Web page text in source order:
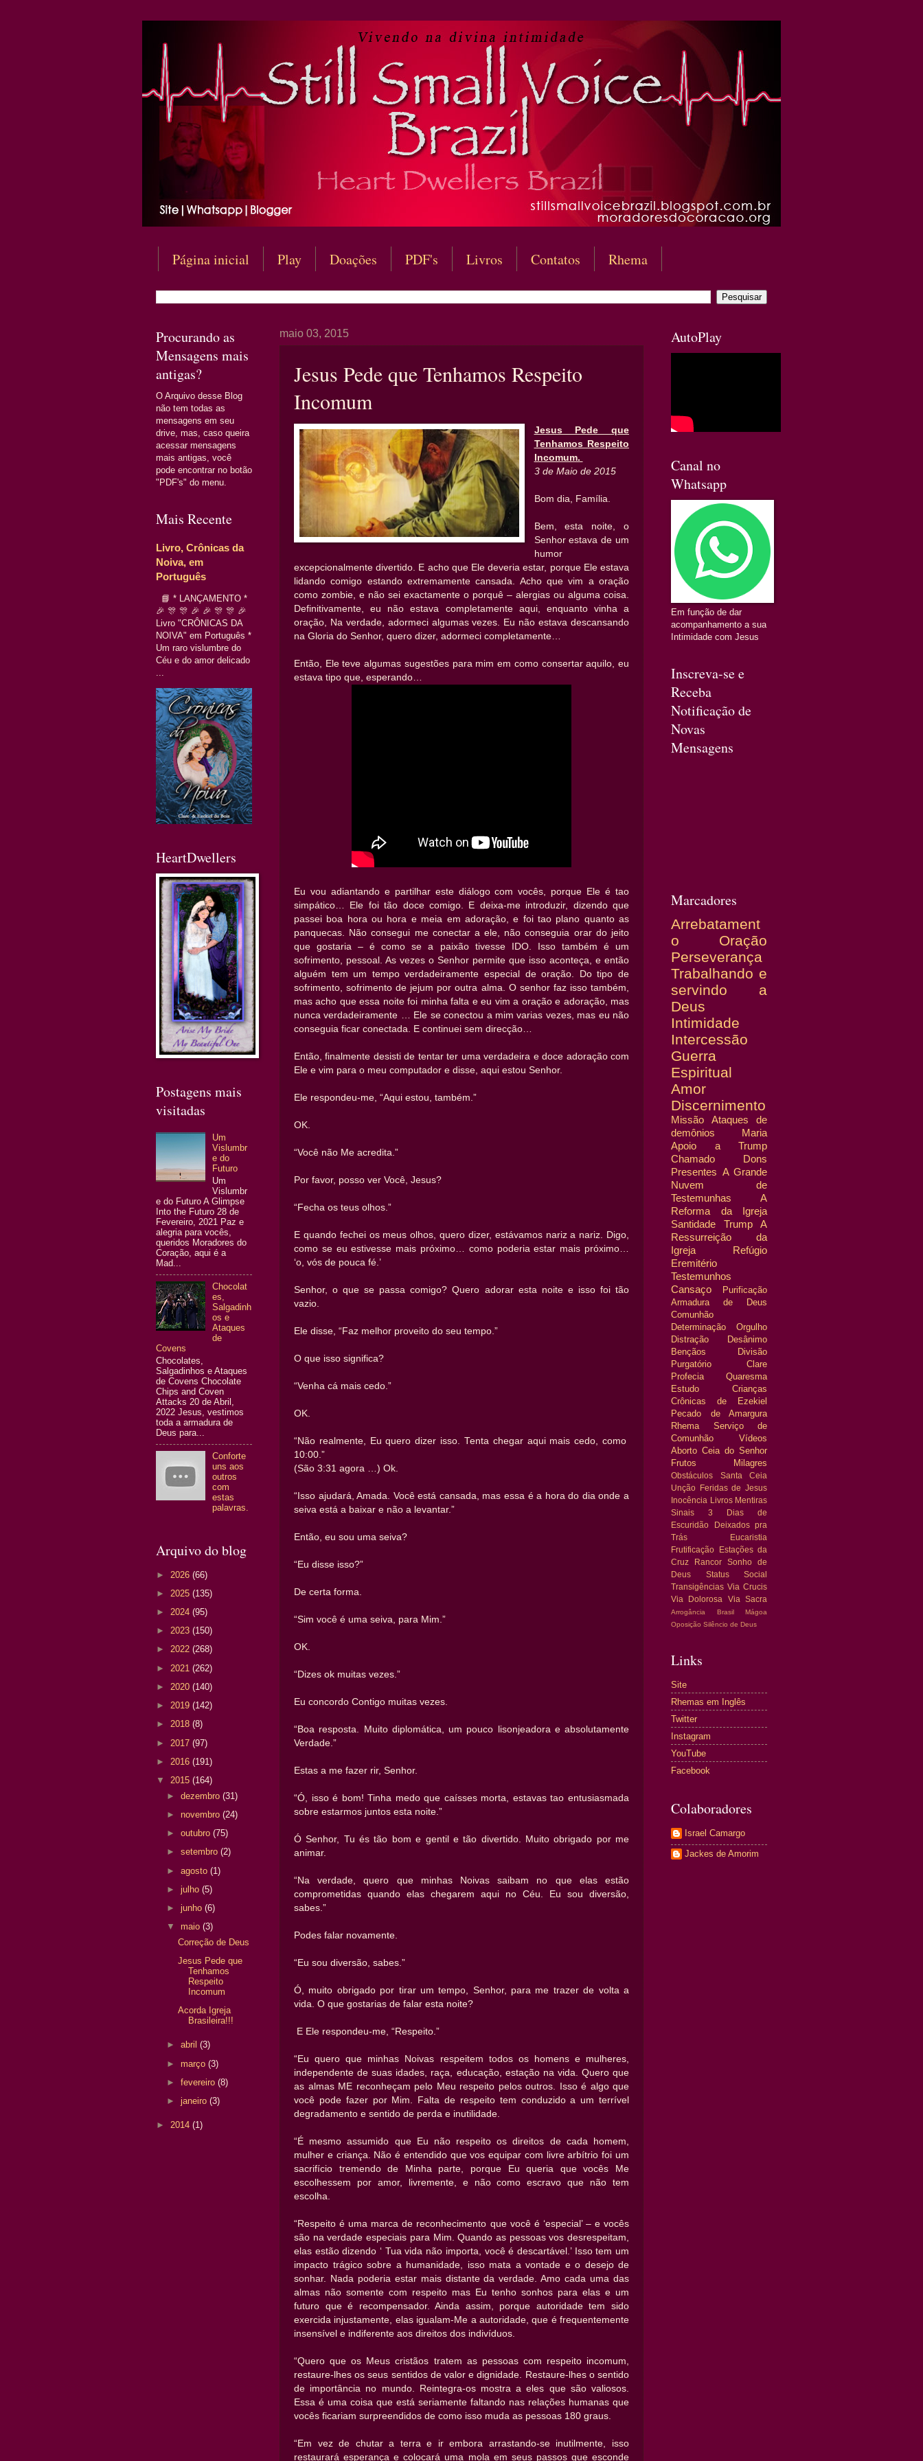
Página inicial Play Doações PDF's Livros Contatos Rhema
maio 03, 2015
Jesus Pede que Tenhamos Respeito
Incomum
Jesus Pede que
Tenhamos Respeito
Incomum.
3 de Maio de 2015
Bom dia, Família.
Bem, esta noite, o
Senhor estava de um
humor
excepcionalmente divertido. E acho que Ele deveria estar, porque Ele estava
lidando comigo estando extremamente cansada. Acho que vim a oração
como zombie, e não sei exactamente o porquê – alergias ou alguma coisa.
Definitivamente, eu não estava completamente aqui, enquanto vinha a
oração, Na verdade, adormeci algumas vezes. Eu não estava descansando
na Gloria do Senhor, quero dizer, adormeci completamente…
Então, Ele teve algumas sugestões para mim em como consertar aquilo, eu
estava tipo que, esperando…
Eu vou adiantando e partilhar este diálogo com vocês, porque Ele é tao
simpático… Ele foi tão doce comigo. E deixa-me introduzir, dizendo que
passei boa hora ou hora e meia em adoração, e foi tao plano quanto as
panquecas. Não consegui me conectar a ele, não conseguia orar do jeito
que gostaria – é como se a paixão tivesse IDO. Isso também é um
sofrimento, pessoal. As vezes o Senhor permite que isso aconteça, e então
alguém tem um tempo verdadeiramente especial de oração. Do tipo de
sofrimento, sofrimento de jejum por outra alma. O senhor faz isso também,
mas acho que essa noite foi minha falta e eu vim a oração e adoração, mas
nunca verdadeiramente … Ele se conectou a mim varias vezes, mas eu não
conseguia ficar conectada. E continuei sem direcção…
Então, finalmente desisti de tentar ter uma verdadeira e doce adoração com
Ele e vim para o meu computador e disse, aqui estou Senhor.
Ele respondeu-me, “Aqui estou, também.”
OK.
“Você não Me acredita.”
Por favor, posso ver Você, Jesus?
“Fecha os teus olhos.”
E quando fechei os meus olhos, quero dizer, estávamos nariz a nariz. Digo,
como se eu estivesse mais próximo… como poderia estar mais próximo…
‘o, vós de pouca fé.’
Senhor, o que se passa comigo? Quero adorar esta noite e isso foi tão
vazio.
Ele disse, “Faz melhor proveito do seu tempo.”
O que isso significa?
“Venha cá mais cedo.”
OK.
“Não realmente, Eu quero dizer isso. Tenta chegar aqui mais cedo, como
10:00.”
(São 3:31 agora …) Ok.
“Isso ajudará, Amada. Você está cansada, mas essa é a hora do dia onde a
seiva está a baixar e não a levantar.”
Então, eu sou uma seiva?
“Eu disse isso?”
De certa forma.
“Sim você é uma seiva, para Mim.”
OK.
“Dizes ok muitas vezes.”
Eu concordo Contigo muitas vezes.
“Boa resposta. Muito diplomática, um pouco lisonjeadora e absolutamente
Verdade.”
Estas a me fazer rir, Senhor.
“Ó, isso é bom! Tinha medo que caísses morta, estavas tao entusiasmada
sobre estarmos juntos esta noite.”
Ó Senhor, Tu és tão bom e gentil e tão divertido. Muito obrigado por me
animar.
“Na verdade, quero que minhas Noivas saibam no que elas estão
comprometidas quando elas chegarem aqui no Céu. Eu sou diversão,
sabes.”
Podes falar novamente.
“Eu sou diversão, sabes.”
Ó, muito obrigado por tirar um tempo, Senhor, para me trazer de volta a
vida. O que gostarias de falar esta noite?
E Ele respondeu-me, “Respeito.”
“Eu quero que minhas Noivas respeitem todos os homens e mulheres,
independente de suas idades, raça, educação, estação na vida. Quero que
as almas ME reconheçam pelo Meu respeito pelos outros. Isso é algo que
você pode fazer por Mim. Falta de respeito tem conduzido a um terrível
degradamento e sentido de perda e inutilidade.
“É mesmo assumido que Eu não respeito os direitos de cada homem,
mulher e criança. Não é entendido que vos equipar com livre arbítrio foi um
sacrifício tremendo de Minha parte, porque Eu queria que vocês Me
escolhessem por amor, livremente, e não como escravo que não tem
escolha.
“Respeito é uma marca de reconhecimento que você é ‘especial’ – e vocês
são na verdade especiais para Mim. Quando as pessoas vos desrespeitam,
elas estão dizendo ‘ Tua vida não importa, você é descartável.’ Isso tem um
impacto trágico sobre a humanidade, isso mata a vontade e o desejo de
sonhar. Nada poderia estar mais distante da verdade. Amo cada uma das
almas não somente com respeito mas Eu tenho sonhos para elas e um
futuro que é recompensador. Ainda assim, porque autoridade tem sido
exercida injustamente, elas igualam-Me a autoridade, que é frequentemente
insensível e indiferente aos direitos dos indivíduos.
“Quero que os Meus cristãos tratem as pessoas com respeito incomum,
restaure-lhes os seus sentidos de valor e dignidade. Restaure-lhes o sentido
de importância no mundo. Reintegra-os mostra a eles que são valiosos.
Essa é uma coisa que está seriamente faltando nas relações humanas que
vocês ficariam surpreendidos de como isso muda as pessoas 180 graus.
“Em vez de chutar a terra e ir embora arrastando-se inutilmente, isso
restaurará esperança e colocará uma mola em seus passos que esconde
Procurando as
Mensagens mais
antigas?
O Arquivo desse Blog
não tem todas as
mensagens em seu
drive, mas, caso queira
acessar mensagens
mais antigas, você
pode encontrar no botão
"PDF's" do menu.
Mais Recente
Livro, Crônicas da
Noiva, em
Português
📘 * LANÇAMENTO *
🎉 🎊 🎊 🎉 🎉 🎊 🎊 🎉
Livro "CRÔNICAS DA
NOIVA" em Português *
Um raro vislumbre do
Céu e do amor delicado
HeartDwellers
Postagens mais
visitadas
Um
Vislumbr
e do
Futuro
Um
Vislumbr
e do Futuro A Glimpse
Into the Futuro 28 de
Fevereiro, 2021 Paz e
alegria para vocês,
queridos Moradores do
Coração, aqui é a
Mad...
Chocolat
es,
Salgadinh
os e
Ataques
de
Covens
Chocolates,
Salgadinhos e Ataques
de Covens Chocolate
Chips and Coven
Attacks 20 de Abril,
2022 Jesus, vestimos
toda a armadura de
Deus para...
Conforte
uns aos
outros
com
estas
palavras.
Arquivo do blog
► 2026 (66)
► 2025 (135)
► 2024 (95)
► 2023 (150)
► 2022 (268)
► 2021 (262)
► 2020 (140)
► 2019 (142)
► 2018 (8)
► 2017 (97)
► 2016 (191)
▼ 2015 (164)
►dezembro(31)
► novembro(24)
►outubro(75)
►setembro(2)
►agosto(1)
►julho(5)
►junho(6)
▼ maio(3)
Correção de Deus
Jesus Pede que
Tenhamos
Respeito
Incomum
Acorda Igreja
Brasileira!!!
►abril(3)
► março(3)
►fevereiro(8)
►janeiro(3)
► 2014 (1)
AutoPlay
Canal no
Whatsapp
Em função de dar
acompanhamento a sua
Intimidade com Jesus
Inscreva-se e
Receba
Notificação de
Novas
Mensagens
Marcadores
Arrebatament
o
Oração
Perseverança
Trabalhando e
servindo a
Deus
Intimidade
Intercessão
Guerra
Espiritual
Amor
Discernimento
Missão
Ataques de
demônios
Maria
Apoio a Trump
Chamado
Dons
Presentes A Grande
Nuvem de
Testemunhas
A
Reforma da Igreja
Santidade
Trump
A
Ressurreição da
Igreja
Refúgio
Eremitério
Testemunhos
Cansaço
Purificação
Armadura de Deus
Comunhão
Determinação
Orgulho
Distração
Desânimo
Bençãos
Divisão
Purgatório
Clare
Profecia
Quaresma
Estudo
Crianças
Crônicas de Ezekiel
Pecado de Amargura
Rhema
Serviço de
Comunhão
Vídeos
Aborto Ceia do Senhor
Frutos
Milagres
Obstáculos
Santa Ceia
Unção
Feridas de Jesus
Inocência
Livros Mentiras
Sinais
3 Dias de
Escuridão
Deixados pra
Trás
Eucaristia
Frutificação
Estações da
Cruz
Rancor
Sonho de
Deus
Status Social
Transigências Via Crucis
Via Dolorosa
Via Sacra
Arrogância Brasil
Mágoa
Oposição Silêncio de Deus
Links
Site
Rhemas em Inglês
Twitter
Instagram
YouTube
Facebook
Colaboradores
Israel Camargo
Jackes de Amorim